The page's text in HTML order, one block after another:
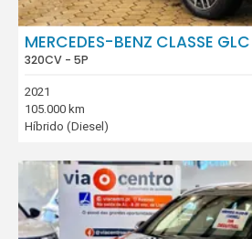
MERCEDES-BENZ CLASSE GLC
320CV - 5P
2021
105.000 km
Híbrido (Diesel)